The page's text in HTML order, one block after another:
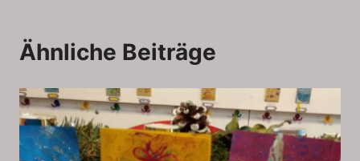
Ähnliche Beiträge